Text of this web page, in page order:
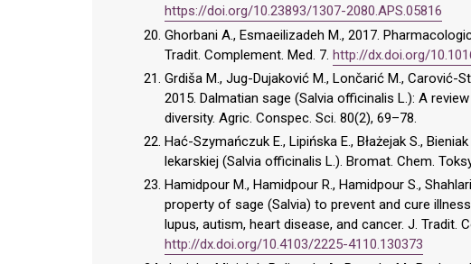
https://doi.org/10.23893/1307-2080.APS.05816
Ghorbani A., Esmaeilizadeh M., 2017.
Tradit. Complement. Med. 7. http://dx.doi.org/
Grdiša M., Jug-Dujaković M., Lončarić M., Carović-
2015. Dalmatian sage (Salvia officinalis L.): A
diversity. Agric. Conspec. Sci. 80(2), 69–78.
Hać-Szymańczuk E., Lipińska E., Błażejak S.,
lekarskiej (Salvia officinalis L.). Bromat. Chem.
Hamidpour M., Hamidpour R., Hamidpour S.,
property of sage (Salvia) to prevent and cure
lupus, autism, heart disease, and cancer. J. Tradit.
http://dx.doi.org/10.4103/2225-4110.130373